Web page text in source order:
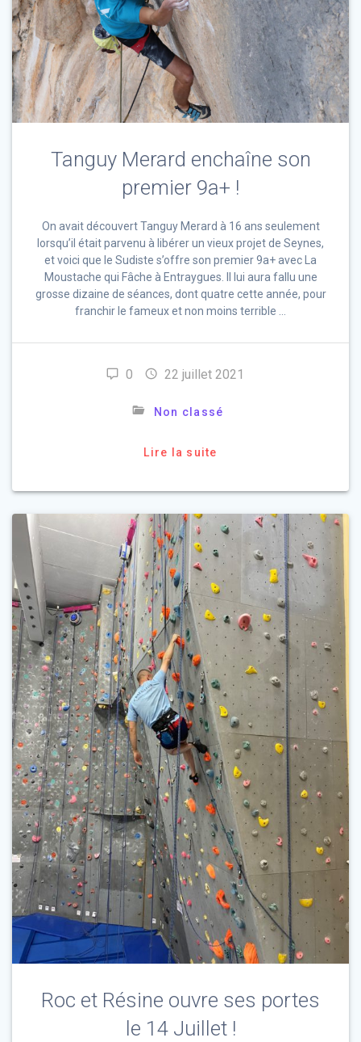
Tanguy Merard enchaîne son
premier 9a+ !
On avait découvert Tanguy Merard à 16 ans seulement
lorsqu’il était parvenu à libérer un vieux projet de Seynes,
et voici que le Sudiste s’offre son premier 9a+ avec La
Moustache qui Fâche à Entraygues. Il lui aura fallu une
grosse dizaine de séances, dont quatre cette année, pour
franchir le fameux et non moins terrible …
0 22 juillet 2021
Non classé
Lire la suite
Roc et Résine ouvre ses portes
le 14 Juillet !